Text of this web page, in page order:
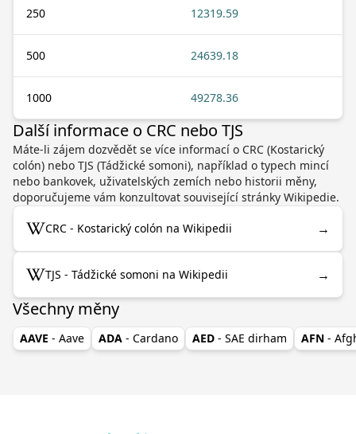
250 12319.59
500 24639.18
1000 49278.36
Další informace o CRC nebo TJS
Máte-li zájem dozvědět se více informací o CRC (Kostarický
colón) nebo TJS (Tádžické somoni), například o typech mincí
nebo bankovek, uživatelských zemích nebo historii měny,
doporučujeme vám konzultovat související stránky Wikipedie.
CRC - Kostarický colón na Wikipedii →
TJS - Tádžické somoni na Wikipedii →
Všechny měny
AAVE - Aave ADA - Cardano AED - SAE dirham AFN -